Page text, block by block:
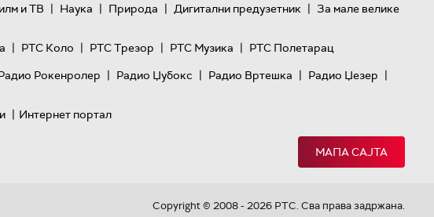
и ТВ | Наука | Природа | Дигитални предузетник | За мале велике
| РТС Коло | РТС Трезор | РТС Музика | РТС Полетарац
Рокенролер | Радио Џубокс | Радио Вртешка | Радио Џезер |
| Интернет портал
МАПА САЈТА
Copyright © 2008 - 2026 РТС. Сва права задржана.